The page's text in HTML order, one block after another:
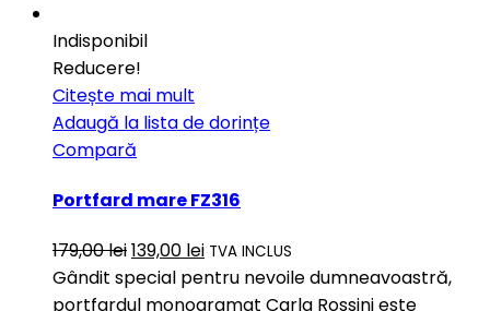
Indisponibil
Reducere!
Citește mai mult
Adaugă la lista de dorințe
Compară
Portfard mare FZ316
179,00lei139,00 lei TVA INCLUS
Gândit special pentru nevoile dumneavoastră,
portfardul monogramat Carla Rossini este